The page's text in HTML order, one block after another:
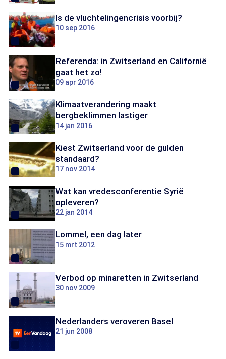
Is de vluchtelingencrisis voorbij?
10 sep 2016
Referenda: in Zwitserland en Californië
gaat het zo!
09 apr 2016
Klimaatverandering maakt
bergbeklimmen lastiger
14 jan 2016
Kiest Zwitserland voor de gulden
standaard?
17 nov 2014
Wat kan vredesconferentie Syrië
opleveren?
22 jan 2014
Lommel, een dag later
15 mrt 2012
Verbod op minaretten in Zwitserland
30 nov 2009
Nederlanders veroveren Basel
21 jun 2008